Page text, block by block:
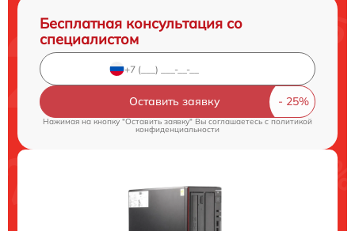
Бесплатная консультация со
специалистом
Оставить заявку
Нажимая на кнопку "Оставить заявку" Вы соглашаетесь cполитикой
конфиденциальности